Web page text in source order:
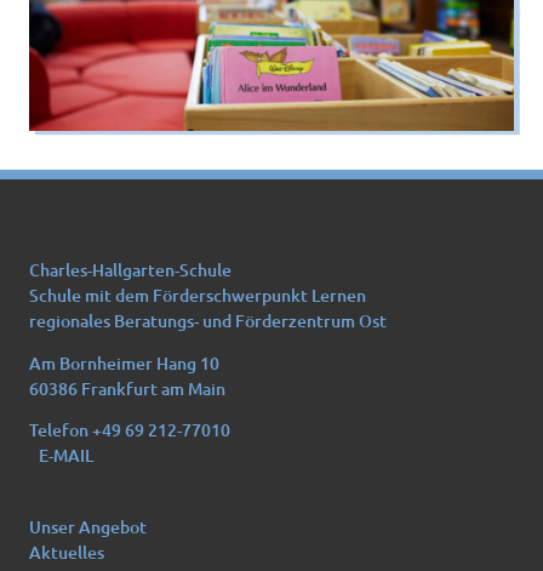
Charles-Hallgarten-Schule
Schule mit dem Förderschwerpunkt Lernen
regionales Beratungs- und Förderzentrum Ost
Am Bornheimer Hang 10
60386 Frankfurt am Main
Telefon +49 69 212-77010
E-MAIL
Unser Angebot
Aktuelles